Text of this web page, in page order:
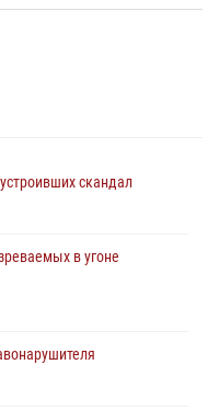
скандал
в угоне